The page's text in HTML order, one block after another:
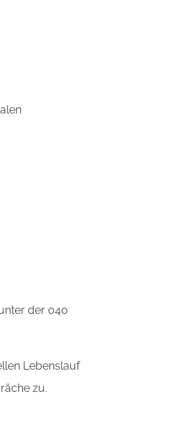
der 040
Lebenslauf
zu.